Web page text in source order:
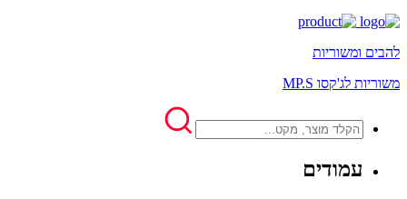
להבים ומשוריות
משוריות לג'קסו MP.S
עמודים